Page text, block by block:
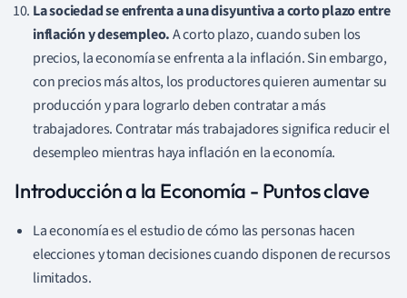
La sociedad se enfrenta a una disyuntiva a corto plazo entre
inflación y desempleo.A corto plazo, cuando suben los
precios, la economía se enfrenta a la inflación. Sin embargo,
con precios más altos, los productores quieren aumentar su
producción y para lograrlo deben contratar a más
trabajadores. Contratar más trabajadores significa reducir el
desempleo mientras haya inflación en la economía.
Introducción a la Economía - Puntos clave
La economía es el estudio de cómo las personas hacen
elecciones y toman decisiones cuando disponen de recursos
limitados.